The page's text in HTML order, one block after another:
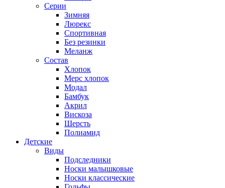
Серии
Зимняя
Люрекс
Спортивная
Без резинки
Меланж
Состав
Хлопок
Мерс хлопок
Модал
Бамбук
Акрил
Вискоза
Шерсть
Полиамид
Детские
Виды
Подследники
Носки малышковые
Носки классические